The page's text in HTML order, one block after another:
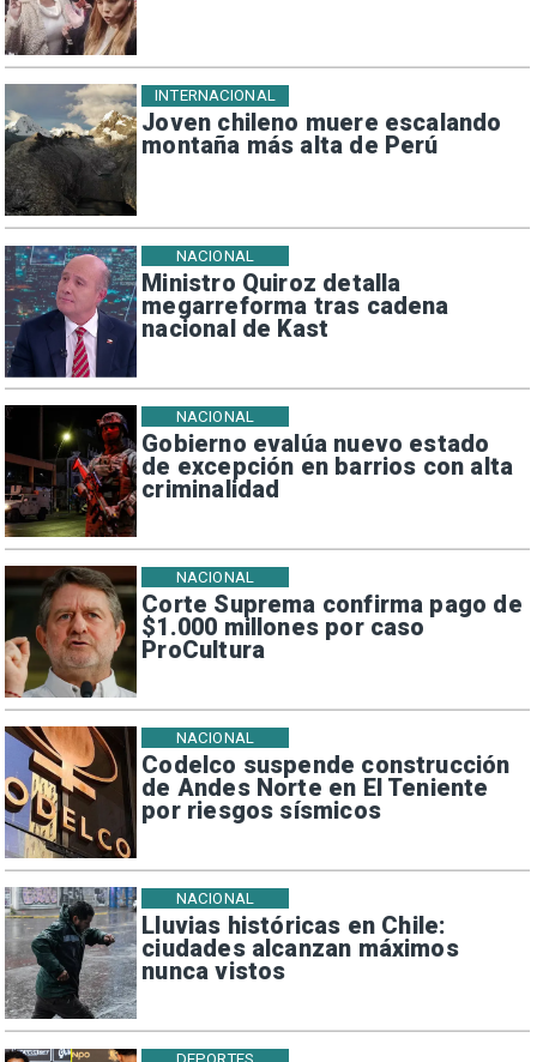
Joven chileno muere escalando
montaña más alta de Perú
INTERNACIONAL
Ministro Quiroz detalla
megarreforma tras cadena
nacional de Kast
NACIONAL
Gobierno evalúa nuevo estado
de excepción en barrios con alta
criminalidad
NACIONAL
Corte Suprema confirma pago de
$1.000 millones por caso
ProCultura
NACIONAL
Codelco suspende construcción
de Andes Norte en El Teniente
por riesgos sísmicos
NACIONAL
Lluvias históricas en Chile:
ciudades alcanzan máximos
nunca vistos
NACIONAL